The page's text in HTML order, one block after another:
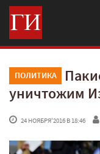
ПОЛИТИКА
уничтожим
24 НОЯБРЯ'2016 В 18:46